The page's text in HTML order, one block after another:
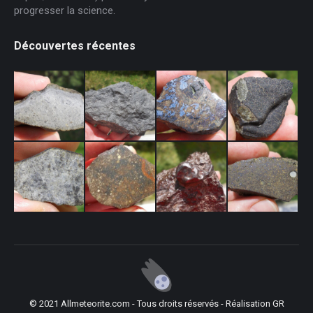
progresser la science.
Découvertes récentes
© 2021 Allmeteorite.com - Tous droits réservés - Réalisation GR